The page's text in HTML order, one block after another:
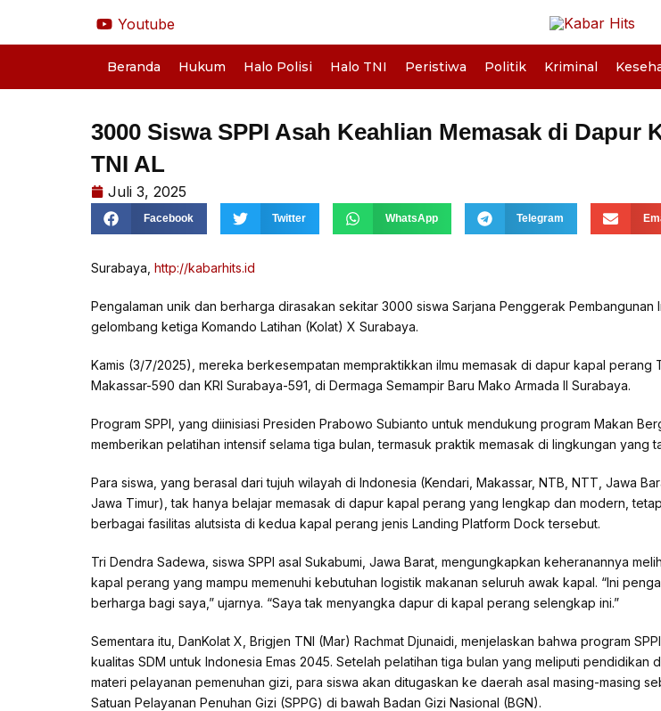
Youtube
Beranda Hukum Halo Polisi Halo TNI Peristiwa Politik Kriminal
3000 Siswa SPPI Asah Keahlian Memasak di Dapur
TNI AL
Juli 3, 2025
Facebook Twitter WhatsApp Telegram
Surabaya, http://kabarhits.id
Pengalaman unik dan berharga dirasakan sekitar 3000 siswa Sarjana Penggerak Pembangunan
gelombang ketiga Komando Latihan (Kolat) X Surabaya.
Kamis (3/7/2025), mereka berkesempatan mempraktikkan ilmu memasak di dapur kapal perang
Makassar-590 dan KRI Surabaya-591, di Dermaga Semampir Baru Mako Armada II Surabaya.
Program SPPI, yang diinisiasi Presiden Prabowo Subianto untuk mendukung program Makan
memberikan pelatihan intensif selama tiga bulan, termasuk praktik memasak di lingkungan yang
Para siswa, yang berasal dari tujuh wilayah di Indonesia (Kendari, Makassar, NTB, NTT, Jawa
Jawa Timur), tak hanya belajar memasak di dapur kapal perang yang lengkap dan modern,
berbagai fasilitas alutsista di kedua kapal perang jenis Landing Platform Dock tersebut.
Tri Dendra Sadewa, siswa SPPI asal Sukabumi, Jawa Barat, mengungkapkan keheranannya
kapal perang yang mampu memenuhi kebutuhan logistik makanan seluruh awak kapal. “Ini
berharga bagi saya,” ujarnya. “Saya tak menyangka dapur di kapal perang selengkap ini.”
Sementara itu, DanKolat X, Brigjen TNI (Mar) Rachmat Djunaidi, menjelaskan bahwa program
kualitas SDM untuk Indonesia Emas 2045. Setelah pelatihan tiga bulan yang meliputi pendidikan
materi pelayanan pemenuhan gizi, para siswa akan ditugaskan ke daerah asal masing-masing
Satuan Pelayanan Penuhan Gizi (SPPG) di bawah Badan Gizi Nasional (BGN).